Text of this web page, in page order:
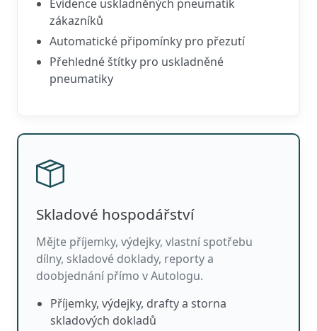
Evidence uskladněných pneumatik
zákazníků
Automatické připomínky pro přezutí
Přehledné štítky pro uskladněné
pneumatiky
Skladové hospodářství
Mějte příjemky, výdejky, vlastní spotřebu
dílny, skladové doklady, reporty a
doobjednání přímo v Autologu.
Příjemky, výdejky, drafty a storna
skladových dokladů